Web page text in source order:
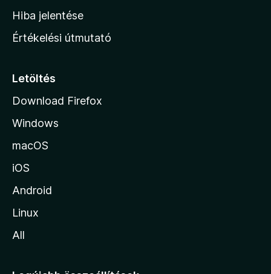
o
l
p
á
r
Hiba jelentése
Értékelési útmutató
Letöltés
Download Firefox
Windows
macOS
iOS
Android
Linux
All